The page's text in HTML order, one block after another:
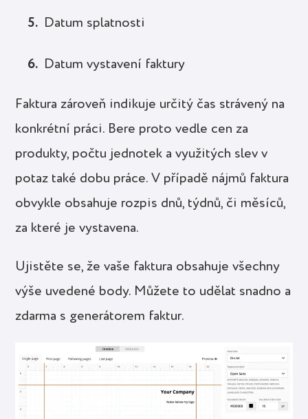
Datum splatnosti
Datum vystavení faktury
Faktura zároveň indikuje určitý čas strávený na
konkrétní práci. Bere proto vedle cen za
produkty, počtu jednotek a využitých slev v
potaz také dobu práce. V případě nájmů faktura
obvykle obsahuje rozpis dnů, týdnů, či měsíců,
za které je vystavena.
Ujistěte se, že vaše faktura obsahuje všechny
výše uvedené body. Můžete to udělat snadno a
zdarma s generátorem faktur.